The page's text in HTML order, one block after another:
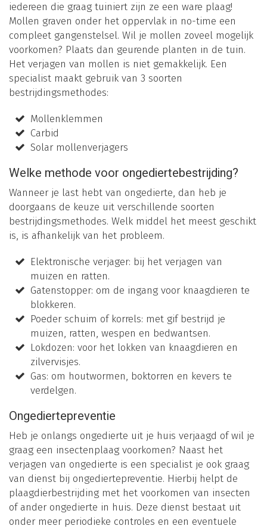
iedereen die graag tuiniert zijn ze een ware plaag!
Mollen graven onder het oppervlak in no-time een
compleet gangenstelsel. Wil je mollen zoveel mogelijk
voorkomen? Plaats dan geurende planten in de tuin.
Het verjagen van mollen is niet gemakkelijk. Een
specialist maakt gebruik van 3 soorten
bestrijdingsmethodes:
Mollenklemmen
Carbid
Solar mollenverjagers
Welke methode voor ongediertebestrijding?
Wanneer je last hebt van ongedierte, dan heb je
doorgaans de keuze uit verschillende soorten
bestrijdingsmethodes. Welk middel het meest geschikt
is, is afhankelijk van het probleem.
Elektronische verjager: bij het verjagen van
muizen en ratten.
Gatenstopper: om de ingang voor knaagdieren te
blokkeren.
Poeder schuim of korrels: met gif bestrijd je
muizen, ratten, wespen en bedwantsen.
Lokdozen: voor het lokken van knaagdieren en
zilvervisjes.
Gas: om houtwormen, boktorren en kevers te
verdelgen.
Ongediertepreventie
Heb je onlangs ongedierte uit je huis verjaagd of wil je
graag een insectenplaag voorkomen? Naast het
verjagen van ongedierte is een specialist je ook graag
van dienst bij ongediertepreventie. Hierbij helpt de
plaagdierbestrijding met het voorkomen van insecten
of ander ongedierte in huis. Deze dienst bestaat uit
onder meer periodieke controles en een eventuele